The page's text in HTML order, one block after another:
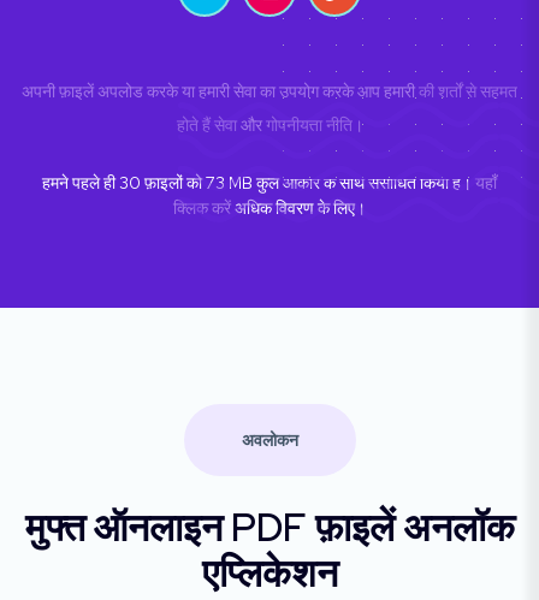
अपनी फ़ाइलें अपलोड करके या हमारी सेवा का उपयोग करके आप हमारीकी शर्तों से सहमत
होते हैं सेवाऔरगोपनीयता नीति।
हमने पहले ही30 फ़ाइलों को73 MB कुल आकार के साथ संसाधित किया है। यहाँ
क्लिक करेंअधिक विवरण के लिए।
अवलोकन
मुफ्त ऑनलाइन PDF फ़ाइलें अनलॉक
एप्लिकेशन